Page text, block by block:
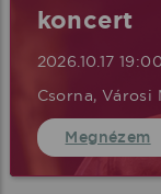
koncert
2026.10.17
Csorna, Városi
Megnézem